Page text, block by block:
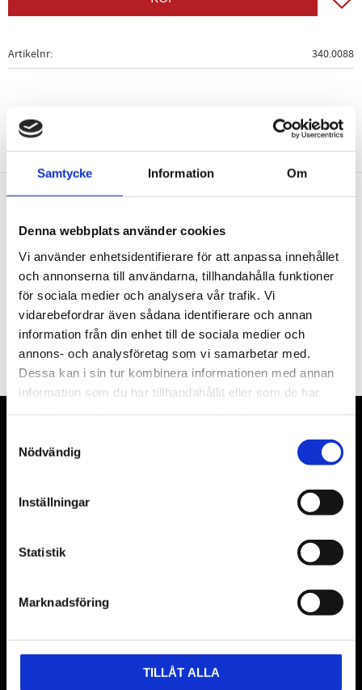
Samtycke Information Om
Denna webbplats använder cookies
Vi använder enhetsidentifierare för att anpassa innehållet
och annonserna till användarna, tillhandahålla funktioner
för sociala medier och analysera vår trafik. Vi
vidarebefordrar även sådana identifierare och annan
information från din enhet till de sociala medier och
annons- och analysföretag som vi samarbetar med.
Dessa kan i sin tur kombinera informationen med annan
information som du har tillhandahållit eller som de har
Nödvändig
Inställningar
Statistik
Marknadsföring
TILLÅT ALLA
Artikelnr 340.0088
Nyhetsbrev
PRENUMERERA
Dina personuppgifter behandlas i enlighet med vårintegritetspolicy
Våra främsta leverantörer är KS Tools verktyg, ATH billyftar
& däckmaskiner och Master luftmaskiner. Kontakta oss
gärna om vad som helst då vi gör vårt yttersta för att hjälpa